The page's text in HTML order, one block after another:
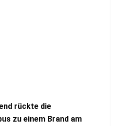
rückte die
zu einem Brand am